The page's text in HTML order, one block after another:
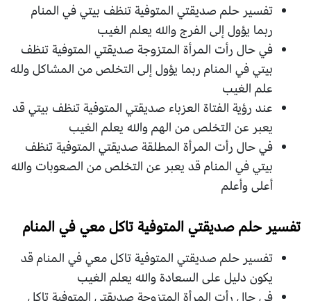
تفسير حلم صديقتي المتوفية تنظف بيتي في المنام
ربما يؤول إلى الفرج والله يعلم الغيب
في حال رأت المرأة المتزوجة صديقتي المتوفية تنظف
بيتي في المنام ربما يؤول إلى التخلص من المشاكل ولله
علم الغيب
عند رؤية الفتاة العزباء صديقتي المتوفية تنظف بيتي قد
يعبر عن التخلص من الهم والله يعلم الغيب
في حال رأت المرأة المطلقة صديقتي المتوفية تنظف
بيتي في المنام قد يعبر عن التخلص من الصعوبات والله
أعلى وأعلم
تفسير حلم صديقتي المتوفية تاكل معي في المنام
تفسير حلم صديقتي المتوفية تاكل معي في المنام قد
يكون دليل على السعادة والله يعلم الغيب
في حال رأت المرأة المتزوجة صديقتي المتوفية تاكل